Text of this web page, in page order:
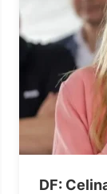
DF: